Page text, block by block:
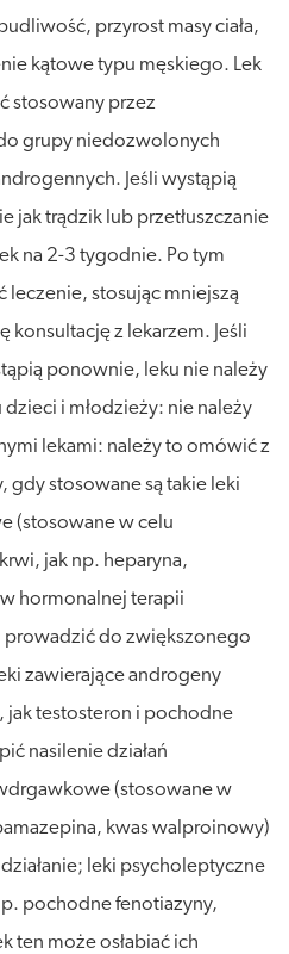
przyrost masy ciała,
kątowe typu męskiego. Lek
stosowany przez
grupy niedozwolonych
Jeśli wystąpią
jak trądzik lub przetłuszczanie
na 2-3 tygodnie. Po tym
leczenie, stosując mniejszą
konsultację z lekarzem. Jeśli
ponownie, leku nie należy
i młodzieży: nie należy
lekami: należy to omówić z
gdy stosowane są takie leki
(stosowane w celu
jak np. heparyna,
hormonalnej terapii
prowadzić do zwiększonego
zawierające androgeny
jak testosteron i pochodne
nasilenie działań
(stosowane w
kwas walproinowy)
leki psycholeptyczne
pochodne fenotiazyny,
ten może osłabiać ich